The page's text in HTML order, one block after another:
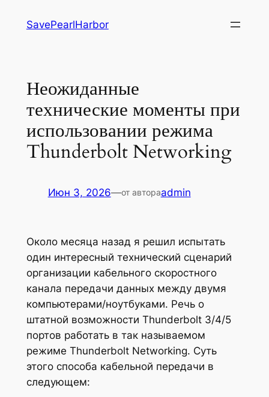
SavePearlHarbor
Неожиданные
технические моменты при
использовании режима
Thunderbolt Networking
Июн 3, 2026—от автораadmin
Около месяца назад я решил испытать
один интересный технический сценарий
организации кабельного скоростного
канала передачи данных между двумя
компьютерами/ноутбуками. Речь о
штатной возможности Thunderbolt 3/4/5
портов работать в так называемом
режиме Thunderbolt Networking. Суть
этого способа кабельной передачи в
следующем: